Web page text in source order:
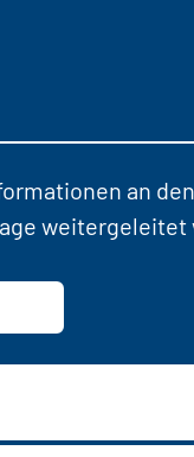
an
weitergeleitet